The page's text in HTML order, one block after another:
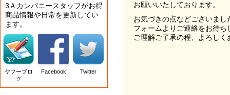
3Ａカンパニースタッフがお得
商品情報や日常を更新してい
ます。
ヤフーブロ
グ
Facebook Twitter
お願いいたしております。
お気づきの点などございま
フォームよりご連絡をお待ち
ご理解ご了承の程、よろし